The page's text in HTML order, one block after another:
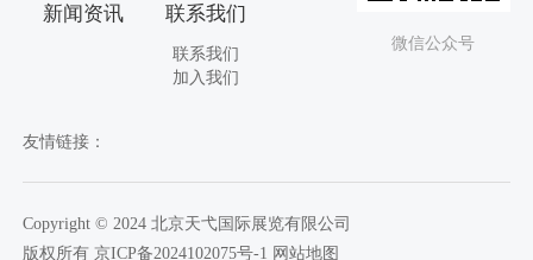
新闻资讯 联系我们
联系我们
加入我们
微信公众号
友情链接：
Copyright © 2024 北京天弋国际展览有限公司
版权所有 京ICP备2024102075号-1 网站地图